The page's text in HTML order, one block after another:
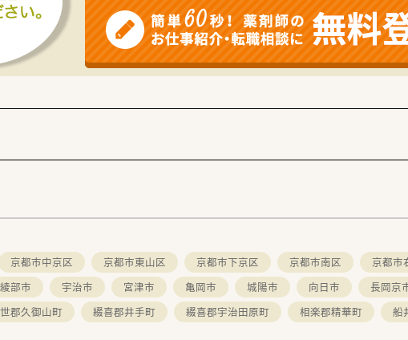
の薬局を展開しており、地域に深く根差した運営を続けています。
なく調剤機械も統一されているため、スムーズに業務を行えます。
て開局した事例があるなど、将来の独立を目指す方への支援も万全
京都市中京区 京都市東山区 京都市下京区 京都市南区 京都市
綾部市 宇治市 宮津市 亀岡市 城陽市 向日市 長岡京
郡久御山町 綴喜郡井手町 綴喜郡宇治田原町 相楽郡精華町
船